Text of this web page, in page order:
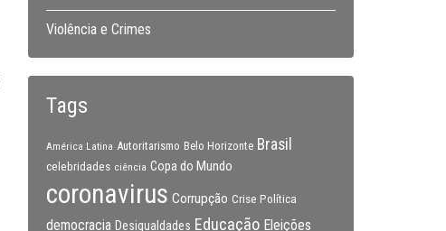
Violência e Crimes
Tags
América Latina Autoritarismo Belo Horizonte Brasil
celebridades ciência Copa do Mundo
coronavirus Corrupção Crise Política
democracia Desigualdades Educação Eleições